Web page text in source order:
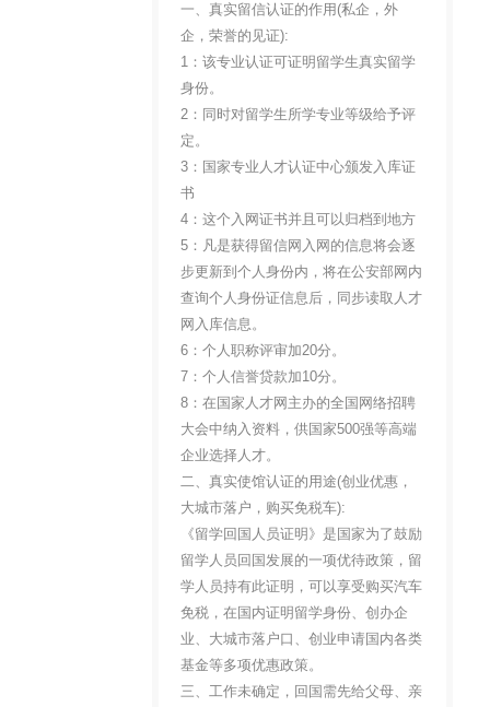
一、真实留信认证的作用(私企，外
企，荣誉的见证):
1：该专业认证可证明留学生真实留学
身份。
2：同时对留学生所学专业等级给予评
定。
3：国家专业人才认证中心颁发入库证
书
4：这个入网证书并且可以归档到地方
5：凡是获得留信网入网的信息将会逐
步更新到个人身份内，将在公安部网内
查询个人身份证信息后，同步读取人才
网入库信息。
6：个人职称评审加20分。
7：个人信誉贷款加10分。
8：在国家人才网主办的全国网络招聘
大会中纳入资料，供国家500强等高端
企业选择人才。
二、真实使馆认证的用途(创业优惠，
大城市落户，购买免税车):
《留学回国人员证明》是国家为了鼓励
留学人员回国发展的一项优待政策，留
学人员持有此证明，可以享受购买汽车
免税，在国内证明留学身份、创办企
业、大城市落户口、创业申请国内各类
基金等多项优惠政策。
三、工作未确定，回国需先给父母、亲